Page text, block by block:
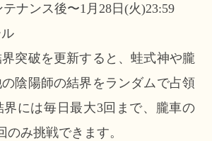
ナンス後〜1月28日(火)23:59
突破を更新すると、蛙式神や朧
陰陽師の結界をランダムで占領
界には毎日最大3回まで、朧車の
のみ挑戦できます。